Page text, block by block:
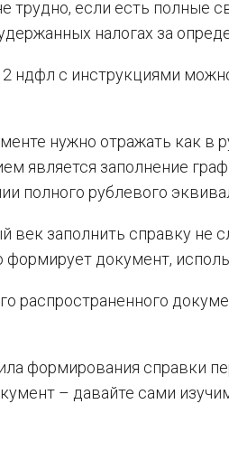
если есть полные
налогах за
ндфл с инструкциями
нужно отражать как в
является заполнение
полного рублевого
заполнить справку не
формирует документ,
распространенного
формирования справки
– давайте сами